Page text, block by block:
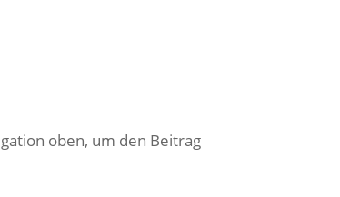
oben, um den Beitrag